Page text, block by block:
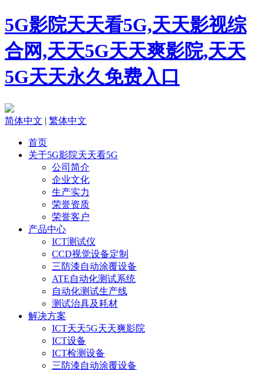
5G影院天天看5G,天天影视综
合网,天天5G天天爽影院,天天
5G天天永久免费入口
简体中文 | 繁体中文
首页
关于5G影院天天看5G
公司简介
企业文化
生产实力
荣誉资质
荣誉客户
产品中心
ICT测试仪
CCD视觉设备定制
三防漆自动涂覆设备
ATE自动化测试系统
自动化测试生产线
测试治具及耗材
解决方案
ICT天天5G天天爽影院
ICT设备
ICT检测设备
三防漆自动涂覆设备